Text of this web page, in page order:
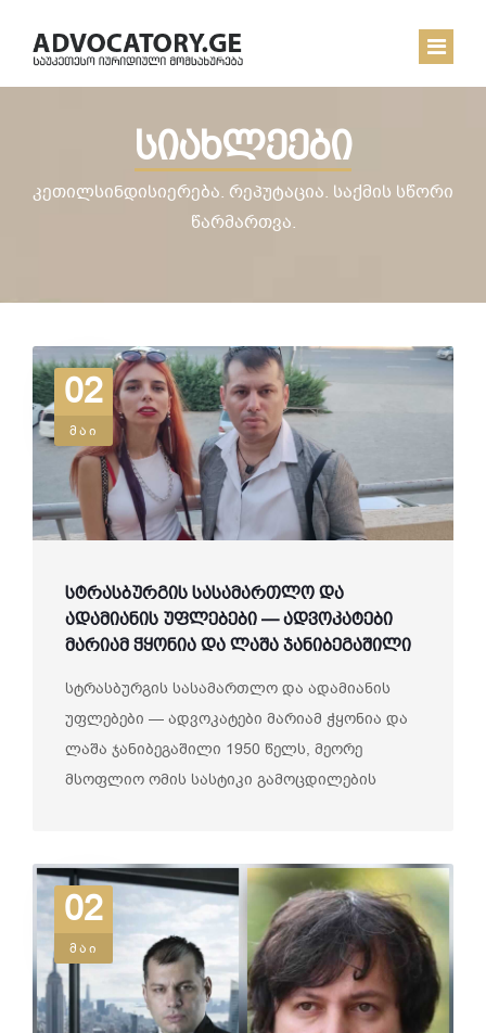
ᲩᲔᲛ ᲨᲔᲡᲐᲮᲔᲑ
ᲙᲝᲜᲢᲐᲥᲢᲘ
სიახლეები
კეთილსინდისიერება. რეპუტაცია. საქმის სწორი
წარმართვა.
02
მაი
სტრასბურგის სასამართლო და
ადამიანის უფლებები — ადვოკატები
მარიამ ჭყონია და ლაშა ჯანიბეგაშილი
სტრასბურგის სასამართლო და ადამიანის
უფლებები — ადვოკატები მარიამ ჭყონია და
ლაშა ჯანიბეგაშილი 1950 წელს, მეორე
მსოფლიო ომის სასტიკი გამოცდილების
02
მაი